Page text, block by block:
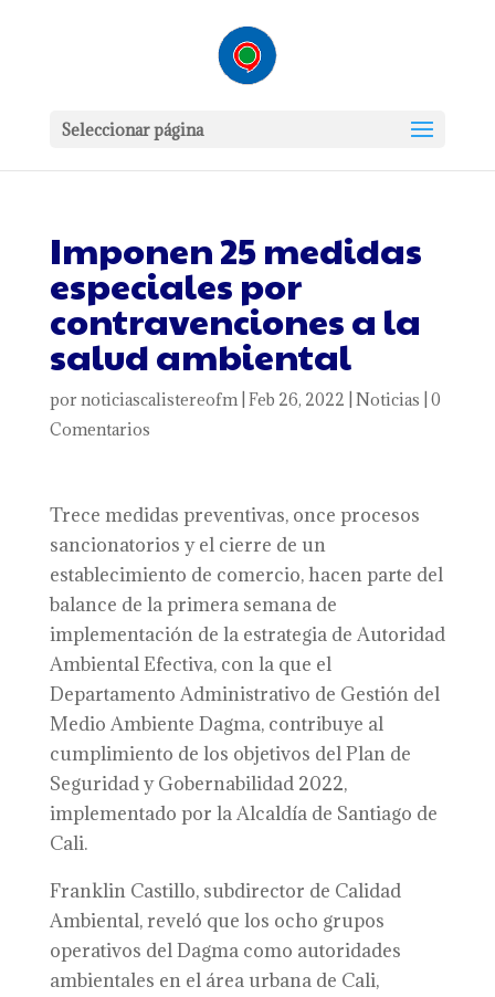
Seleccionar página
Imponen 25 medidas
especiales por
contravenciones a la
salud ambiental
por noticiascalistereofm| Feb 26, 2022 Noticias 0
Comentarios
Trece medidas preventivas, once procesos
sancionatorios y el cierre de un
establecimiento de comercio, hacen parte del
balance de la primera semana de
implementación de la estrategia de Autoridad
Ambiental Efectiva, con la que el
Departamento Administrativo de Gestión del
Medio Ambiente Dagma, contribuye al
cumplimiento de los objetivos del Plan de
Seguridad y Gobernabilidad 2022,
implementado por la Alcaldía de Santiago de
Cali.
Franklin Castillo, subdirector de Calidad
Ambiental, reveló que los ocho grupos
operativos del Dagma como autoridades
ambientales en el área urbana de Cali,